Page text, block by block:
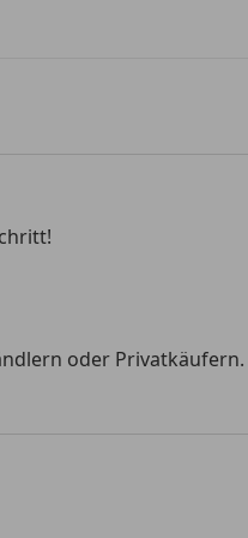
oder Privatkäufern.